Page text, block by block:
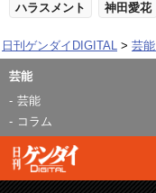
ハラスメント 神田愛花
日刊ゲンダイDIGITAL 芸能
芸能
芸能
コラム